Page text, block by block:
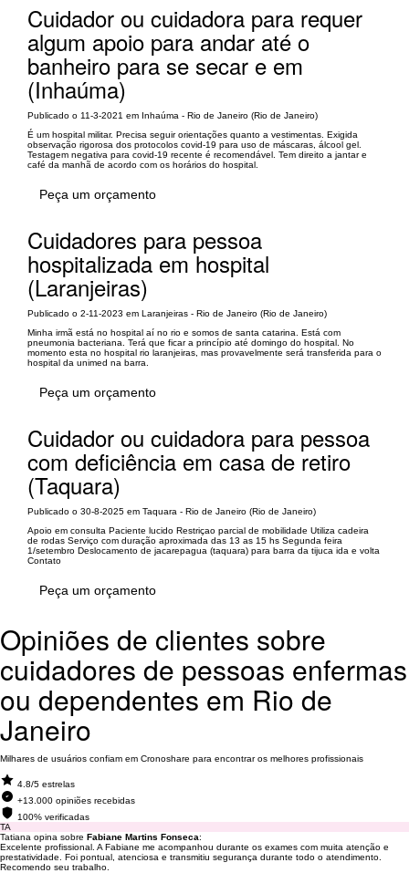
Cuidador ou cuidadora para requer
algum apoio para andar até o
banheiro para se secar e em
(Inhaúma)
Publicado o 11-3-2021 em Inhaúma - Rio de Janeiro (Rio de Janeiro)
É um hospital militar. Precisa seguir orientações quanto a vestimentas. Exigida
observação rigorosa dos protocolos covid-19 para uso de máscaras, álcool gel.
Testagem negativa para covid-19 recente é recomendável. Tem direito a jantar e
café da manhã de acordo com os horários do hospital.
Peça um orçamento
Cuidadores para pessoa
hospitalizada em hospital
(Laranjeiras)
Publicado o 2-11-2023 em Laranjeiras - Rio de Janeiro (Rio de Janeiro)
Minha irmã está no hospital aí no rio e somos de santa catarina. Está com
pneumonia bacteriana. Terá que ficar a princípio até domingo do hospital. No
momento esta no hospital rio laranjeiras, mas provavelmente será transferida para o
hospital da unimed na barra.
Peça um orçamento
Cuidador ou cuidadora para pessoa
com deficiência em casa de retiro
(Taquara)
Publicado o 30-8-2025 em Taquara - Rio de Janeiro (Rio de Janeiro)
Apoio em consulta Paciente lucido Restriçao parcial de mobilidade Utiliza cadeira
de rodas Serviço com duração aproximada das 13 as 15 hs Segunda feira
1/setembro Deslocamento de jacarepagua (taquara) para barra da tijuca ida e volta
Contato
Peça um orçamento
Opiniões de clientes sobre
cuidadores de pessoas enfermas
ou dependentes em Rio de
Janeiro
Milhares de usuários confiam em Cronoshare para encontrar os melhores profissionais
4.8/5 estrelas
+13.000 opiniões recebidas
100% verificadas
TA
Tatiana opina sobre Fabiane Martins Fonseca:
Excelente profissional. A Fabiane me acompanhou durante os exames com muita atenção e
prestatividade. Foi pontual, atenciosa e transmitiu segurança durante todo o atendimento.
Recomendo seu trabalho.